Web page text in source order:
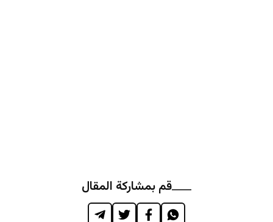
قم بمشاركة المقال